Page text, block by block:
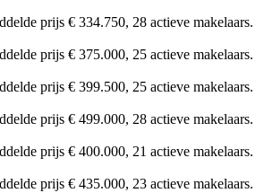
prijs € 334.750, 28 actieve makelaars.
prijs € 375.000, 25 actieve makelaars.
prijs € 399.500, 25 actieve makelaars.
prijs € 499.000, 28 actieve makelaars.
prijs € 400.000, 21 actieve makelaars.
prijs € 435.000, 23 actieve makelaars.